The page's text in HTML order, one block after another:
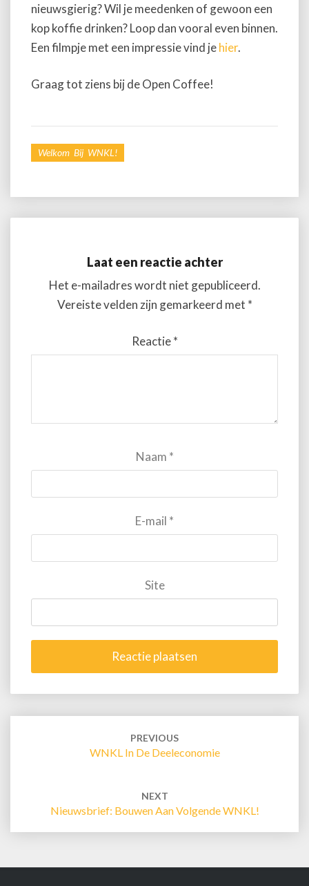
nieuwsgierig? Wil je meedenken of gewoon een
kop koffie drinken? Loop dan vooral even binnen.
Een filmpje met een impressie vind jehier.
Graag tot ziens bij de Open Coffee!
Welkom Bij WNKL!
Laat een reactie achter
Het e-mailadres wordt niet gepubliceerd.
Vereiste velden zijn gemarkeerd met *
Reactie*
Naam *
E-mail *
Site
PREVIOUS
WNKL In De Deeleconomie
NEXT
Nieuwsbrief: Bouwen Aan Volgende WNKL!